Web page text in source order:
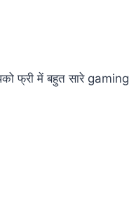
फ्री में बहुत सारे gaming